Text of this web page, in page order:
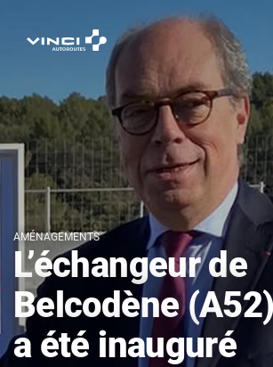
AMÉNAGEMENTS
L’échangeur de
Belcodène (A52)
a été inauguré